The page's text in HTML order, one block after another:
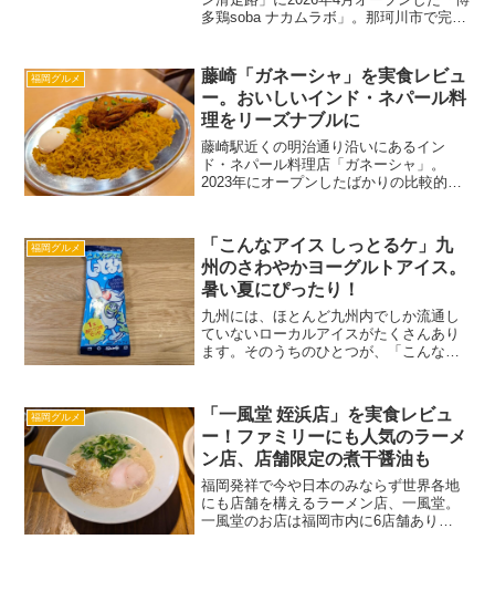
多鶏soba ナカムラボ」。那珂川市で完全
する店です。豚骨王国の福岡にあっ
て、...
福岡グルメ
藤崎「ガネーシャ」を実食レビュ
ー。おいしいインド・ネパール料
理をリーズナブルに
藤崎駅近くの明治通り沿いにあるイン
ド・ネパール料理店「ガネーシャ」。
2023年にオープンしたばかりの比較的新
前）清潔感のある店内で、リーズナブル
に本格的なインド・ネパール...
福岡グルメ
「こんなアイス しっとるケ」九
州のさわやかヨーグルトアイス。
暑い夏にぴったり！
九州には、ほとんど九州内でしか流通し
ていないローカルアイスがたくさんあり
ます。そのうちのひとつが、「こんなア
供のころ学校や遊びの帰りによく食べて
ました。かの有名なブラ...
福岡グルメ
「一風堂 姪浜店」を実食レビュ
ー！ファミリーにも人気のラーメ
ン店、店舗限定の煮干醤油も
福岡発祥で今や日本のみならず世界各地
にも店舗を構えるラーメン店、一風堂。
一風堂のお店は福岡市内に6店舗あり